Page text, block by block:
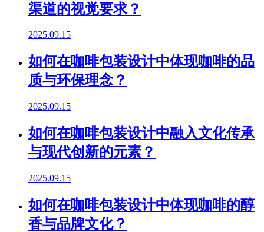
渠道的视觉要求？
2025.09.15
如何在咖啡包装设计中体现咖啡的品
质与环保理念？
2025.09.15
如何在咖啡包装设计中融入文化传承
与现代创新的元素？
2025.09.15
如何在咖啡包装设计中体现咖啡的醇
香与品牌文化？